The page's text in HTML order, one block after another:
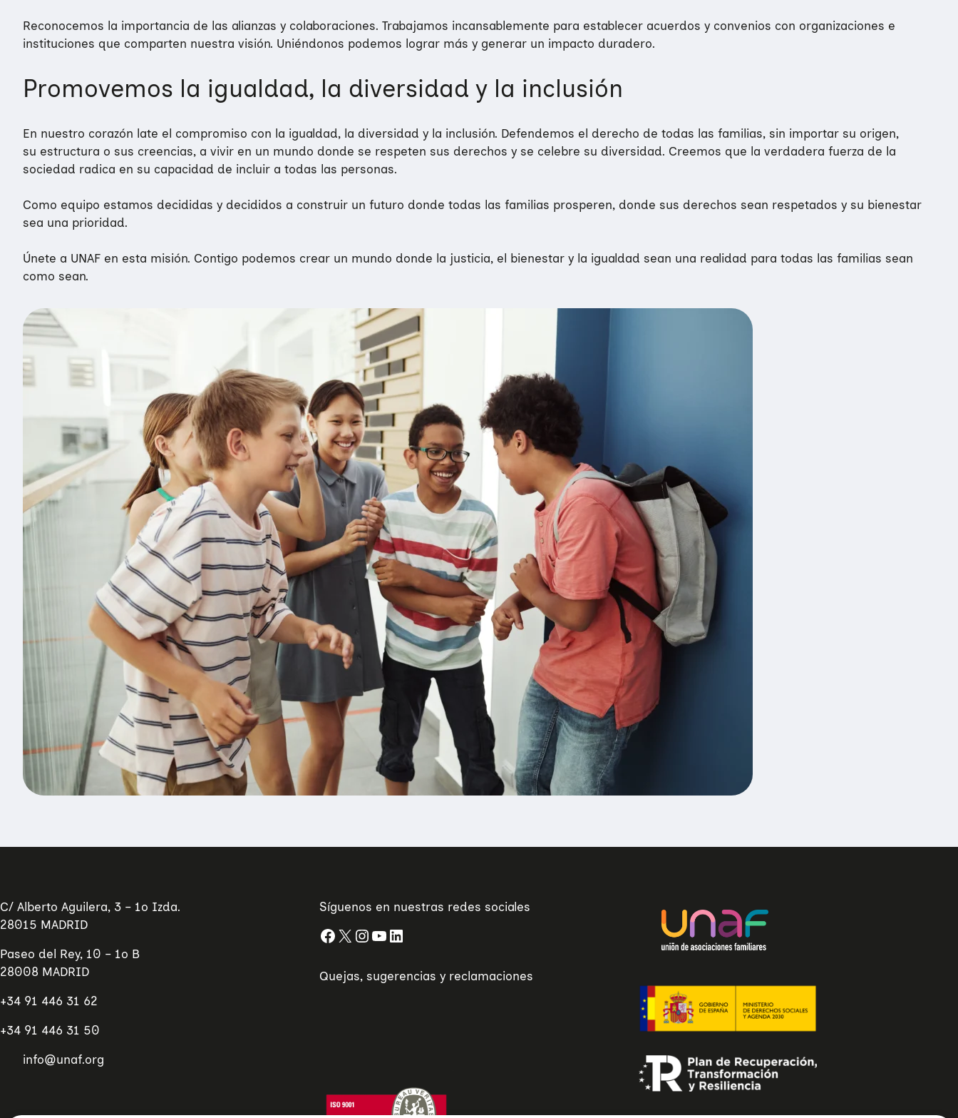
Mediación
Infancia y adolescencia
Educación Sexual
Sensibilización
Investigación
Trabajo en red
Blog
Sala de prensa
Materiales y publicaciones
Eventos
Haz tu donación
Únete a nuestra red
Hazte voluntaria/o
Reconocemos la importancia de las alianzas y colaboraciones. Trabajamos incansablemente para establecer acuerdos y convenios con organizaciones e
instituciones que comparten nuestra visión. Uniéndonos podemos lograr más y generar un impacto duradero.​
Promovemos la igualdad, la diversidad y la inclusión
En nuestro corazón late el compromiso con la igualdad, la diversidad y la inclusión. Defendemos el derecho de todas las familias, sin importar su origen,
su estructura o sus creencias, a vivir en un mundo donde se respeten sus derechos y se celebre su diversidad. Creemos que la verdadera fuerza de la
sociedad radica en su capacidad de incluir a todas las personas.​
Como equipo estamos decididas y decididos a construir un futuro donde todas las familias prosperen, donde sus derechos sean respetados y su bienestar
sea una prioridad.​
Únete a UNAF en esta misión. Contigo podemos crear un mundo donde la justicia, el bienestar y la igualdad sean una realidad para todas las familias sean
como sean.​
C/ Alberto Aguilera, 3 – 1º Izda.
28015 MADRID
Paseo del Rey, 10 – 1º B
28008 MADRID
+34 91 446 31 62
+34 91 446 31 50
info@unaf.org
Síguenos en nuestras redes sociales
Facebook X InstagramYouTube LinkedIn
Quejas, sugerencias y reclamaciones